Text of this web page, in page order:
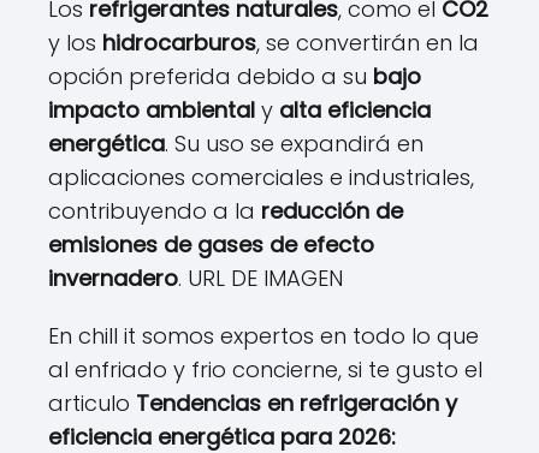
Los refrigerantes naturales, como el CO2
y los hidrocarburos, se convertirán en la
opción preferida debido a su bajo
impacto ambiental y alta eficiencia
energética. Su uso se expandirá en
aplicaciones comerciales e industriales,
contribuyendo a la reducción de
emisiones de gases de efecto
invernadero. URL DE IMAGEN
En chill it somos expertos en todo lo que
al enfriado y frio concierne, si te gusto el
articulo Tendencias en refrigeración y
eficiencia energética para 2026: